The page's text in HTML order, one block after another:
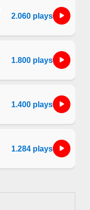
2.060 plays
1.800 plays
1.400 plays
1.284 plays